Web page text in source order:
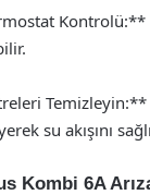
Kontrolü:**
Temizleyin:**
su akışını
Kombi 6A